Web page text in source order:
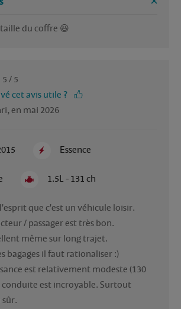
du coffre 😆
5 / 5
cet avis utile ?
en mai 2026
Essence
1.5L - 131 ch
que c'est un véhicule loisir.
/ passager est très bon.
même sur long trajet.
bagages il faut rationaliser :)
est relativement modeste (130
conduite est incroyable. Surtout